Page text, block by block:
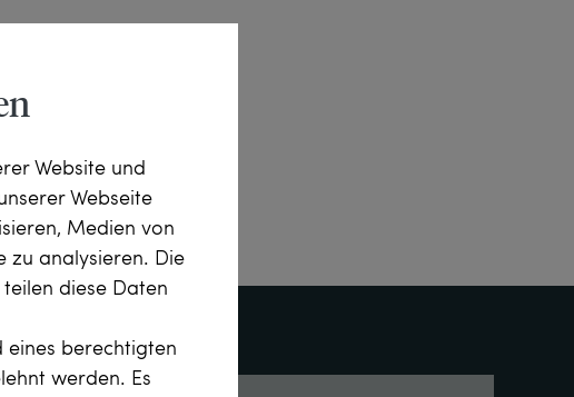
Website und
Webseite
Medien von
zu analysieren. Die
diese Daten
berechtigten
werden. Es